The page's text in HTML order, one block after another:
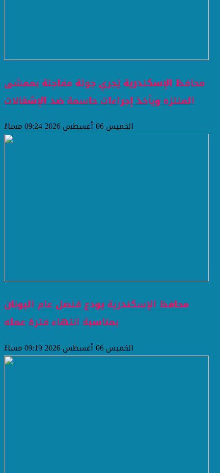
محافظ الإسكندرية يُجري جولة مفاجئة بممشى
المنتزه ويأخذ إجراءات حاسمة ضد الإشغالات
الخميس 06 أغسطس 2026 09:24 مساءً
محافظ الإسكندرية يودع قنصل عام اليونان
بمناسبة انتهاء فترة عمله
الخميس 06 أغسطس 2026 09:19 مساءً